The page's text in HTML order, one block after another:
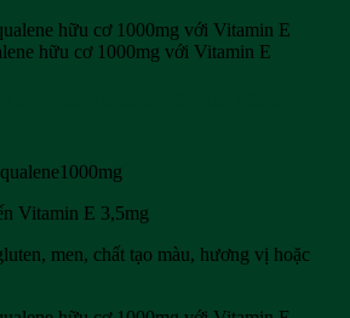
hữu cơ 1000mg với Vitamin E
Vitamin E 3,5mg
men, chất tạo màu, hương vị hoặc